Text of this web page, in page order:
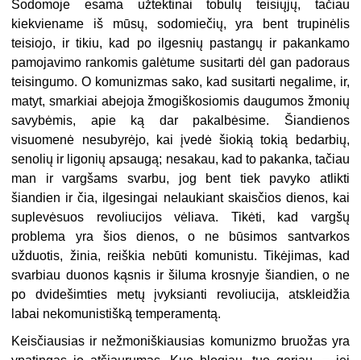
Sodomoje esama užtektinai tobulų teisiųjų, tačiau
kiekviename iš mūsų, sodomiečių, yra bent trupinėlis
teisiojo, ir tikiu, kad po ilgesnių pastangų ir pakankamo
pamojavimo rankomis galėtume susitarti dėl gan padoraus
teisingumo. O komunizmas sako, kad susitarti negalime, ir,
matyt, smarkiai abejoja žmogiškosiomis daugumos žmonių
savybėmis, apie ką dar pakalbėsime. Šiandienos
visuomenė nesubyrėjo, kai įvedė šiokią tokią bedarbių,
senolių ir ligonių apsaugą; nesakau, kad to pakanka, tačiau
man ir vargšams svarbu, jog bent tiek pavyko atlikti
šiandien ir čia, ilgesingai nelaukiant skaisčios dienos, kai
suplevėsuos revoliucijos vėliava. Tikėti, kad vargšų
problema yra šios dienos, o ne būsimos santvarkos
užduotis, žinia, reiškia nebūti komunistu. Tikėjimas, kad
svarbiau duonos kąsnis ir šiluma krosnyje šiandien, o ne
po dvidešimties metų įvyksianti revoliucija, atskleidžia
labai nekomunistišką temperamentą.
Keisčiausias ir nežmoniškiausias komunizmo bruožas yra